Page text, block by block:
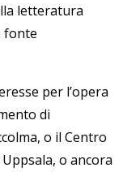
letteratura
fonte
per l’opera
di
o il Centro
o ancora